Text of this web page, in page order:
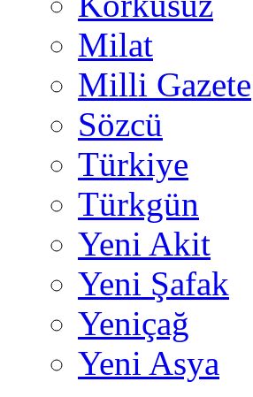
Milat
Milli Gazete
Sözcü
Türkiye
Türkgün
Yeni Akit
Yeni Şafak
Yeniçağ
Yeni Asya